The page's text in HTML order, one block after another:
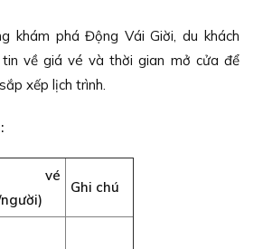
khám phá Động Vái Giời, du khách
về giá vé và thời gian mở cửa để
xếp lịch trình.
vé
Ghi chú